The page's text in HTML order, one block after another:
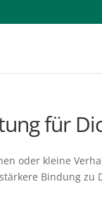
für
oder kleine
Bindung zu